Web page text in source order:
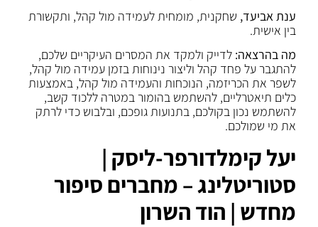
ענת אביעד, שחקנית, מומחית לעמידה מול קהל, ותקשורת
בין אישית.
מה בהרצאה: לדייק ולמקד את המסרים העיקריים שלכם,
להתגבר על פחד קהל וליצור נינוחות בזמן עמידה מול קהל,
לשפר את הכריזמה, הנוכחות והעמידה מול קהל, באמצעות
כלים תיאטרליים, להשתמש בהומור במטרה ללכוד קשב,
להשתמש נכון בקולכם, בתנועות גופכם, ובלבוש כדי לרתק
את מי שמולכם.
יעל קימלדורפר-ליסק |
סטוריטלינג – מחברים סיפור
מחדש | הוד השרון